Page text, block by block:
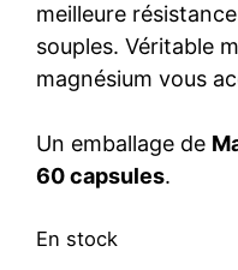
meilleure
souples. Véritable
magnésium vous
Un emballage de
60 capsules.
En stock